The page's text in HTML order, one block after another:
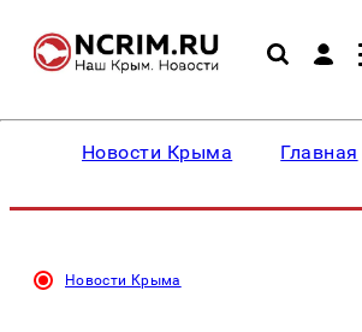
Новости Крыма Главная
Новости Крыма